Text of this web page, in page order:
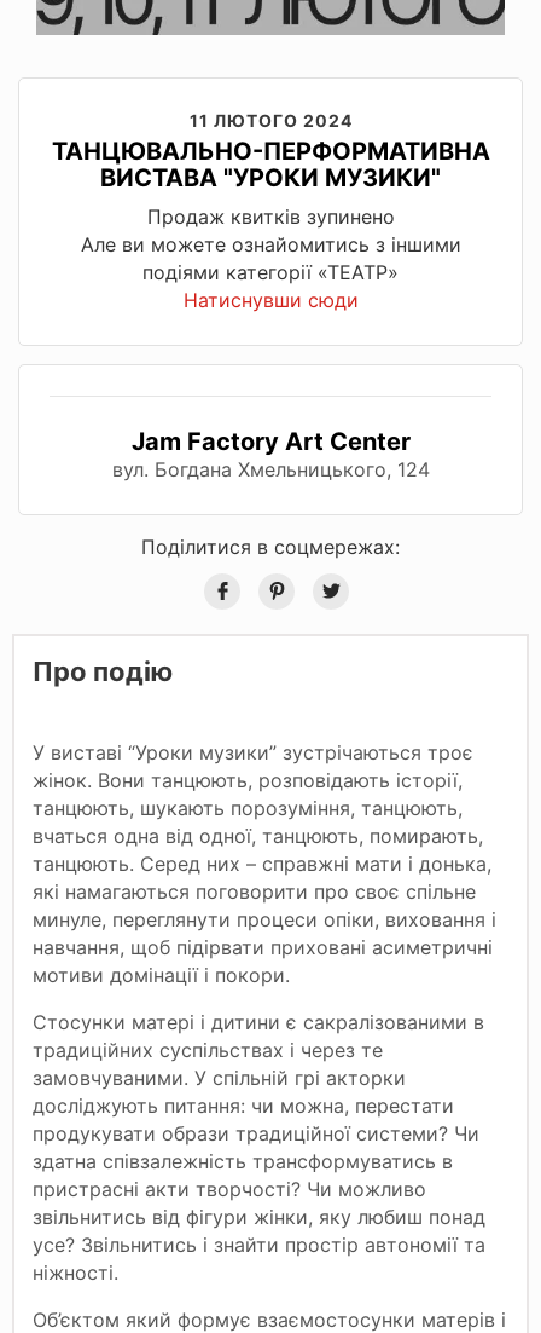
11 ЛЮТОГО 2024
ТАНЦЮВАЛЬНО-ПЕРФОРМАТИВНА
ВИСТАВА "УРОКИ МУЗИКИ"
Продаж квитків зупинено
Але ви можете ознайомитись з іншими
подіями категорії «ТЕАТР»
Натиснувши сюди
Jam Factory Art Center
вул. Богдана Хмельницького, 124
Поділитися в соцмережах:
Про подію
У виставі “Уроки музики” зустрічаються троє
жінок. Вони танцюють, розповідають історії,
танцюють, шукають порозуміння, танцюють,
вчаться одна від одної, танцюють, помирають,
танцюють. Серед них – справжні мати і донька,
які намагаються поговорити про своє спільне
минуле, переглянути процеси опіки, виховання і
навчання, щоб підірвати приховані асиметричні
мотиви домінації і покори.
Стосунки матері і дитини є сакралізованими в
традиційних суспільствах і через те
замовчуваними. У спільній грі акторки
досліджують питання: чи можна, перестати
продукувати образи традиційної системи? Чи
здатна співзалежність трансформуватись в
пристрасні акти творчості? Чи можливо
звільнитись від фігури жінки, яку любиш понад
усе? Звільнитись і знайти простір автономії та
ніжності.
Об’єктом який формує взаємостосунки матерів і